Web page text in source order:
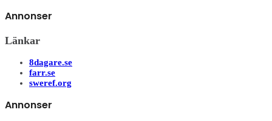
Annonser
Länkar
8dagare.se
farr.se
sweref.org
Annonser